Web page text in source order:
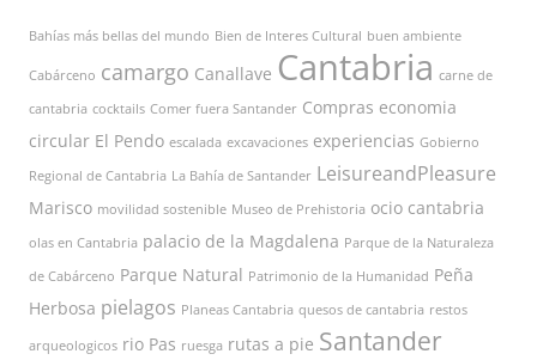
Bahías más bellas del mundo Bien de Interes Cultural buen ambiente
Cabárceno camargo Canallave Cantabria carne de
cantabria cocktails Comer fuera Santander Compras economia
circular El Pendo escalada excavaciones experiencias Gobierno
Regional de Cantabria La Bahía de Santander LeisureandPleasure
Marisco movilidad sostenible Museo de Prehistoria ocio cantabria
olas en Cantabria palacio de la Magdalena Parque de la Naturaleza
de Cabárceno Parque Natural Patrimonio de la Humanidad Peña
Herbosa pielagos Planeas Cantabria quesos de cantabria restos
arqueologicos rio Pas ruesga rutas a pie Santander